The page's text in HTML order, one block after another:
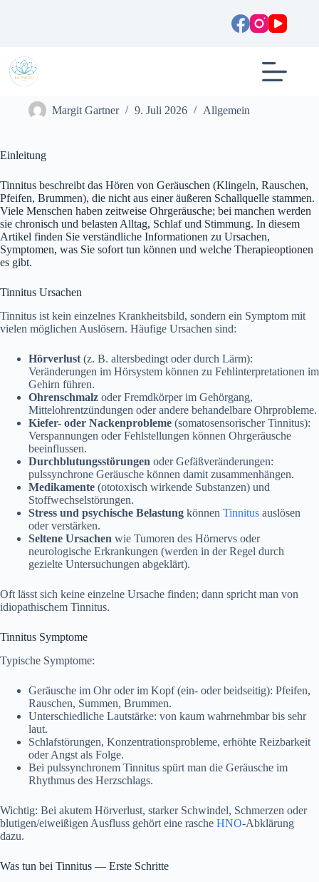
Tinnitus: Ursachen, Symptome und wirksame
Behandlungsmöglichkeiten
Margit Gartner 9. Juli 2026 Allgemein
Einleitung
Tinnitus beschreibt das Hören von Geräuschen (Klingeln, Rauschen,
Pfeifen, Brummen), die nicht aus einer äußeren Schallquelle stammen.
Viele Menschen haben zeitweise Ohrgeräusche; bei manchen werden
sie chronisch und belasten Alltag, Schlaf und Stimmung. In diesem
Artikel finden Sie verständliche Informationen zu Ursachen,
Symptomen, was Sie sofort tun können und welche Therapieoptionen
es gibt.
Tinnitus Ursachen
Tinnitus ist kein einzelnes Krankheitsbild, sondern ein Symptom mit
vielen möglichen Auslösern. Häufige Ursachen sind:
Hörverlust (z. B. altersbedingt oder durch Lärm):
Veränderungen im Hörsystem können zu Fehlinterpretationen im
Gehirn führen.
Ohrenschmalz oder Fremdkörper im Gehörgang,
Mittelohrentzündungen oder andere behandelbare Ohrprobleme.
Kiefer- oder Nackenprobleme (somatosensorischer Tinnitus):
Verspannungen oder Fehlstellungen können Ohrgeräusche
beeinflussen.
Durchblutungsstörungen oder Gefäßveränderungen:
pulssynchrone Geräusche können damit zusammenhängen.
Medikamente (ototoxisch wirkende Substanzen) und
Stoffwechselstörungen.
Stress und psychische Belastung können Tinnitus auslösen
oder verstärken.
Seltene Ursachen wie Tumoren des Hörnervs oder
neurologische Erkrankungen (werden in der Regel durch
gezielte Untersuchungen abgeklärt).
Oft lässt sich keine einzelne Ursache finden; dann spricht man von
idiopathischem Tinnitus.
Tinnitus Symptome
Typische Symptome:
Geräusche im Ohr oder im Kopf (ein- oder beidseitig): Pfeifen,
Rauschen, Summen, Brummen.
Unterschiedliche Lautstärke: von kaum wahrnehmbar bis sehr
laut.
Schlafstörungen, Konzentrationsprobleme, erhöhte Reizbarkeit
oder Angst als Folge.
Bei pulssynchronem Tinnitus spürt man die Geräusche im
Rhythmus des Herzschlags.
Wichtig: Bei akutem Hörverlust, starker Schwindel, Schmerzen oder
blutigen/eiweißigen Ausfluss gehört eine rasche HNO-Abklärung
dazu.
Was tun bei Tinnitus — Erste Schritte